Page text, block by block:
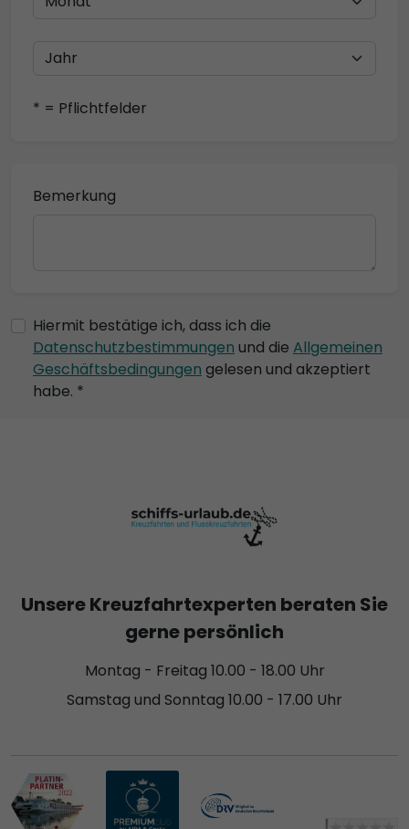
* = Pflichtfelder
Bemerkung
Hiermit bestätige ich, dass ich die
Datenschutzbestimmungen und die Allgemeinen
Geschäftsbedingungen gelesen und akzeptiert
habe. *
Unsere Kreuzfahrtexperten beraten Sie
gerne persönlich
Montag - Freitag 10.00 - 18.00 Uhr
Samstag und Sonntag 10.00 - 17.00 Uhr